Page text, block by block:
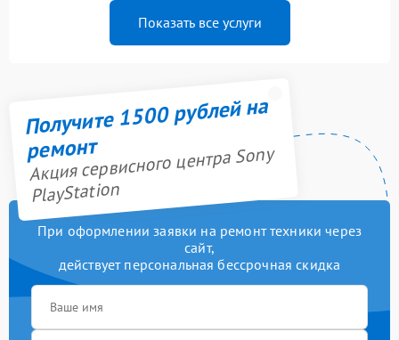
Показать все услуги
Получите 1500 рублей на
ремонт
Акция сервисного центра Sony
PlayStation
При оформлении заявки на ремонт техники через
сайт,
действует персональная бессрочная скидка